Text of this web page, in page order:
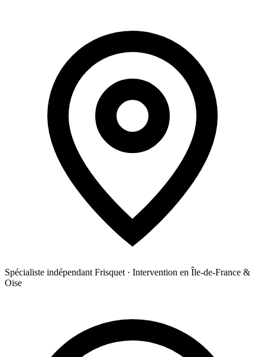
Spécialiste indépendant Frisquet · Intervention en Île-de-France &
Oise